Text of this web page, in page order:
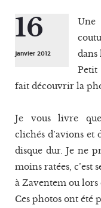
16
janvier 2012
dans
Petit
fait découvrir la
Je vous livre
clichés d’avions
disque dur. Je ne
moins ratées, c’est
à Zaventem ou lors
Ces photos ont été